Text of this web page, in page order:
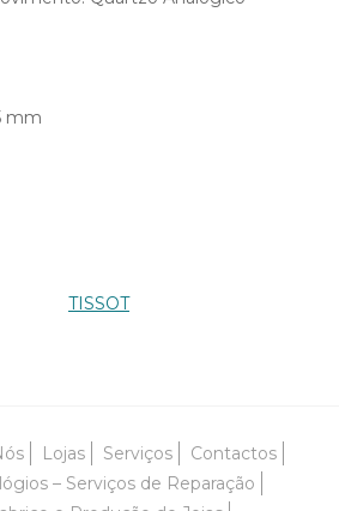
mm
TISSOT
Lojas Serviços
Contactos
– Serviços de Reparação